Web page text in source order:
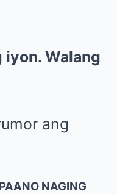
iyon. Walang
ang
NAGING